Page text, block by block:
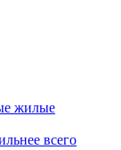
жилые
всего